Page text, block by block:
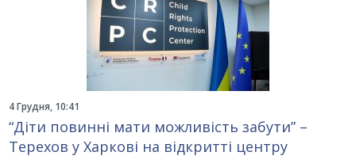
4 Грудня, 10:41
“Діти повинні мати можливість забути” –
Терехов у Харкові на відкритті центру